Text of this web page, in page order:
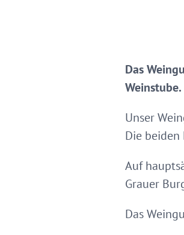
Das
Weinstube.
Unser
Die beiden
Auf
Grauer
Das